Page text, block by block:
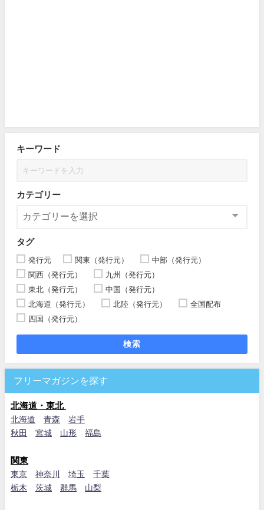
キーワード
カテゴリー
タグ
発行元 関東（発行元）
中部（発行元）
関西（発行元）
九州（発行元）
東北（発行元）
中国（発行元）
北海道（発行元）
北陸（発行元）
全国配布
四国（発行元）
検索
フリーマガジンを探す
北海道・東北
北海道 青森
岩手
秋田
宮城 山形 福島
関東
東京 神奈川 埼玉
千葉
栃木
茨城 群馬 山梨